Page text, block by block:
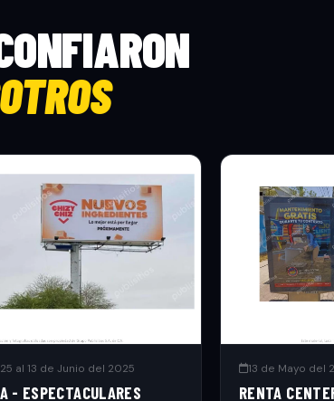
al 13 de Junio del 2025
- ESPECTACULARES
13 de Mayo del
RENTA